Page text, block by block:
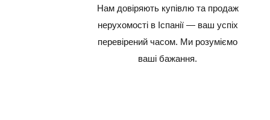
Нам довіряють купівлю та продаж
нерухомості в Іспанії — ваш успіх
перевірений часом. Ми розуміємо
ваші бажання.